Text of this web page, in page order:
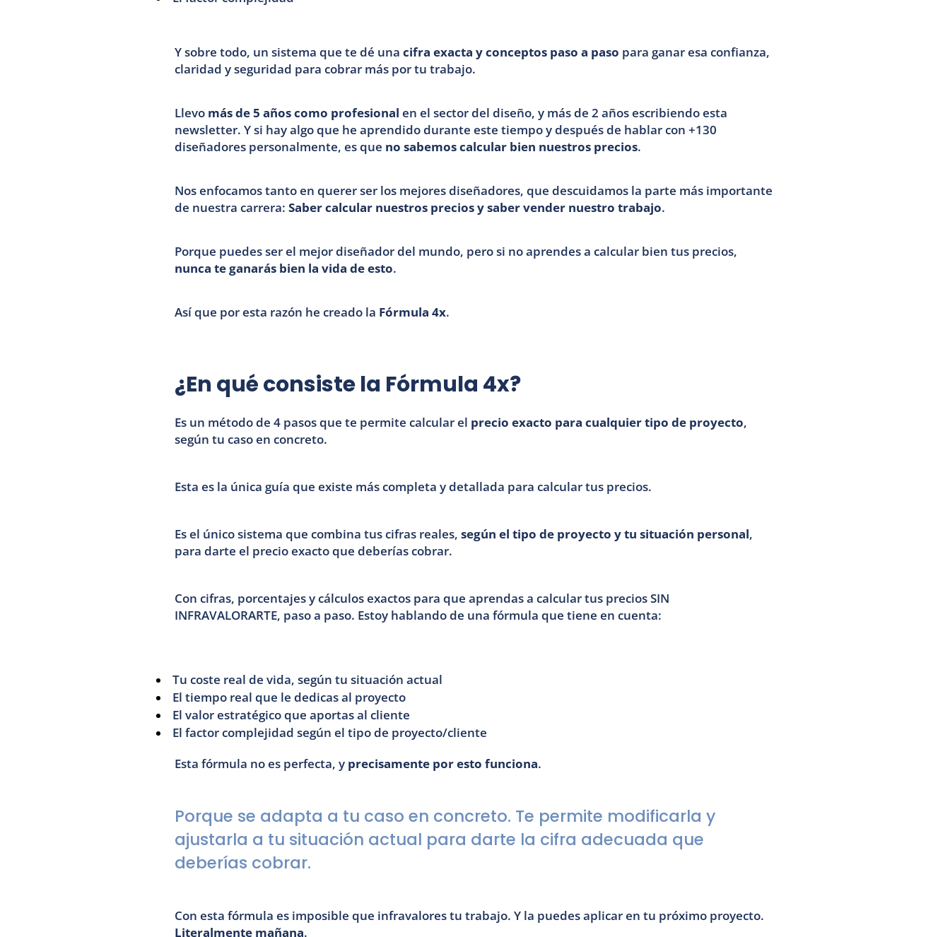
Y sobre todo, un sistema que te dé una cifra exacta y conceptos paso a paso para ganar esa confianza,
claridad y seguridad para cobrar más por tu trabajo.
Llevo más de 5 años como profesional en el sector del diseño, y más de 2 años escribiendo esta
newsletter. Y si hay algo que he aprendido durante este tiempo y después de hablar con +130
diseñadores personalmente, es que no sabemos calcular bien nuestros precios.
Nos enfocamos tanto en querer ser los mejores diseñadores, que descuidamos la parte más importante
de nuestra carrera: Saber calcular nuestros precios y saber vender nuestro trabajo.
nunca te ganarás bien la vida de esto.
Así que por esta razón he creado la Fórmula 4x.
¿En qué consiste la Fórmula 4x?
Es un método de 4 pasos que te permite calcular el precio exacto para cualquier tipo de proyecto,
según tu caso en concreto.
Esta es la única guía que existe más completa y detallada para calcular tus precios.
Es el único sistema que combina tus cifras reales, según el tipo de proyecto y tu situación personal,
para darte el precio exacto que deberías cobrar.
Con cifras, porcentajes y cálculos exactos para que aprendas a calcular tus precios SIN
INFRAVALORARTE, paso a paso. Estoy hablando de una fórmula que tiene en cuenta:
Tu coste real de vida, según tu situación actual
El tiempo real que le dedicas al proyecto
El valor estratégico que aportas al cliente
El factor complejidad según el tipo de proyecto/cliente
Esta fórmula no es perfecta, y precisamente por esto funciona.
Porque se adapta a tu caso en concreto. Te permite modificarla y
ajustarla a tu situación actual para darte la cifra adecuada que
deberías cobrar.
Literalmente mañana.